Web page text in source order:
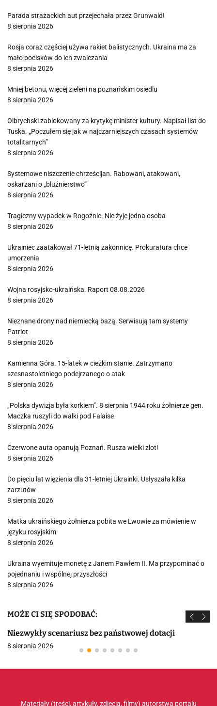
Parada strażackich aut przejechała przez Grunwald!
8 sierpnia 2026
Rosja coraz częściej używa rakiet balistycznych. Ukraina ma za
mało pocisków do ich zwalczania
8 sierpnia 2026
Mniej betonu, więcej zieleni na poznańskim osiedlu
8 sierpnia 2026
Olbrychski zablokowany za krytykę minister kultury. Napisał list do
Tuska. „Poczułem się jak w najczarniejszych czasach systemów
totalitarnych”
8 sierpnia 2026
Systemowe niszczenie chrześcijan. Rabowani, atakowani,
oskarżani o „bluźnierstwo”
8 sierpnia 2026
Tragiczny wypadek w Rogoźnie. Nie żyje jedna osoba
8 sierpnia 2026
Ukrainiec zaatakował 71-letnią zakonnicę. Prokuratura chce
umorzenia
8 sierpnia 2026
Wojna rosyjsko-ukraińska. Raport 08.08.2026
8 sierpnia 2026
Nieznane drony nad niemiecką bazą. Serwisują tam systemy
Patriot
8 sierpnia 2026
Kamienna Góra. 15-latek w cieżkim stanie. Zatrzymano
szesnastoletniego podejrzanego o atak
8 sierpnia 2026
„Polska dywizja była korkiem”. 8 sierpnia 1944 roku żołnierze gen.
Maczka ruszyli do walki pod Falaise
8 sierpnia 2026
Czerwone auta opanują Poznań. Rusza wielki zlot!
8 sierpnia 2026
Do pięciu lat więzienia dla 31-letniej Ukrainki. Usłyszała kilka
zarzutów
8 sierpnia 2026
Matka ukraińskiego żołnierza pobita we Lwowie za mówienie w
języku rosyjskim
8 sierpnia 2026
Ukraina wyemituje monetę z Janem Pawłem II. Ma przypominać o
pojednaniu i wspólnej przyszłości
8 sierpnia 2026
MOŻE CI SIĘ SPODOBAĆ:
Niezwykły scenariusz bez państwowej dotacji
8 sierpnia 2026
Materiały (treści, artykuły, zdjęcia, filmy) autorstwa portalu